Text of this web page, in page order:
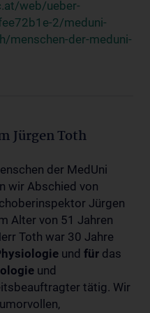
web/ueber-
2/meduni-
menschen-der-meduni-
Jürgen Toth
der MedUni
wir Abschied von
Jürgen
Alter von 51 Jahren
Toth war 30 Jahre
und für das
und
tätig. Wir